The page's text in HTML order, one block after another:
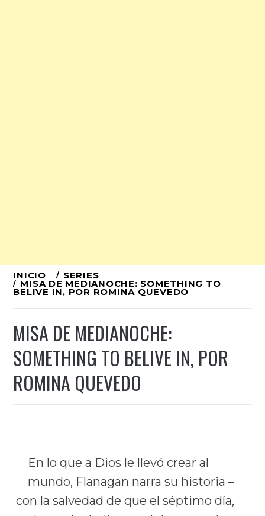
Ir
al
INICIO SERIES
MISA DE MEDIANOCHE: SOMETHING TO
BELIVE IN, POR ROMINA QUEVEDO
MISA DE MEDIANOCHE:
SOMETHING TO BELIVE IN, POR
ROMINA QUEVEDO
En lo que a Dios le llevó crear al
mundo, Flanagan narra su historia –
con la salvedad de que el séptimo día,